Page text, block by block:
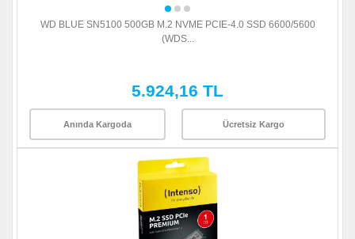
WD BLUE SN5100 500GB M.2 NVME PCIE-4.0 SSD 6600/5600
(WDS...
5.924,16 TL
Anında Kargoda Ücretsiz Kargo